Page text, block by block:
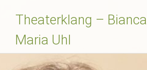
springen
Theaterklang – Bianca
Maria Uhl